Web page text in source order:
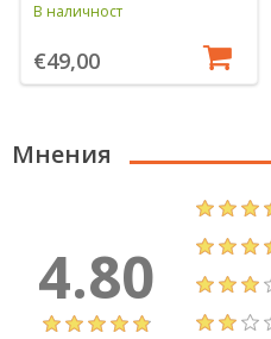
В наличност
€49,00
Мнения
4.80